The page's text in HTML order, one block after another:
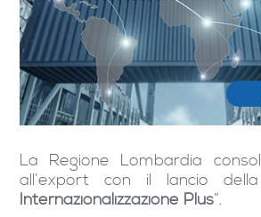
La Regione Lombardia
all’export con il lancio
Internazionalizzazione Plus”.